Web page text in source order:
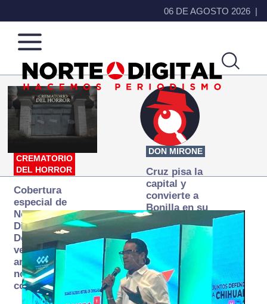
06 DE AGOSTO 2026
Norte
de
Ciudad
Más
que
noticias,
hacemos periodismo
CREMATORIO
DEL HORROR
Cobertura
especial de
Norte
Digital:
Donde la
verdad
arde… pero
no se
consume
DON MIRONE
Cruz pisa la
capital y
convierte a
Bonilla en su
primer blanco